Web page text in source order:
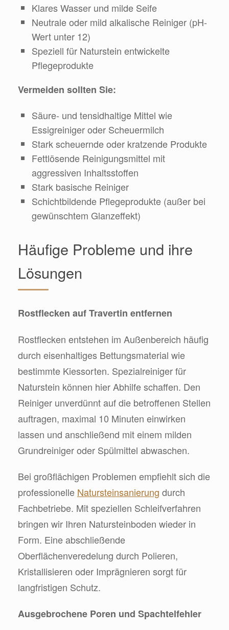
Klares Wasser und milde Seife
Neutrale oder mild alkalische Reiniger (pH-
Wert unter 12)
Speziell für Naturstein entwickelte
Pflegeprodukte
Vermeiden sollten Sie:
Säure- und tensidhaltige Mittel wie
Essigreiniger oder Scheuermilch
Stark scheuernde oder kratzende Produkte
Fettlösende Reinigungsmittel mit
aggressiven Inhaltsstoffen
Stark basische Reiniger
Schichtbildende Pflegeprodukte (außer bei
gewünschtem Glanzeffekt)
Häufige Probleme und ihre
Lösungen
Rostflecken auf Travertin entfernen
Rostflecken entstehen im Außenbereich häufig
durch eisenhaltiges Bettungsmaterial wie
bestimmte Kiessorten. Spezialreiniger für
Naturstein können hier Abhilfe schaffen. Den
Reiniger unverdünnt auf die betroffenen Stellen
auftragen, maximal 10 Minuten einwirken
lassen und anschließend mit einem milden
Grundreiniger oder Spülmittel abwaschen.
Bei großflächigen Problemen empfiehlt sich die
professionelle Natursteinsanierung durch
Fachbetriebe. Mit speziellen Schleifverfahren
bringen wir Ihren Natursteinboden wieder in
Form. Eine abschließende
Oberflächenveredelung durch Polieren,
Kristallisieren oder Imprägnieren sorgt für
langfristigen Schutz.
Ausgebrochene Poren und Spachtelfehler